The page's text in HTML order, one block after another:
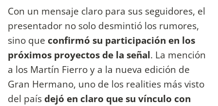
Con un mensaje claro para sus seguidores, el
presentador no solo desmintió los rumores,
sino que confirmó su participación en los
próximos proyectos de la señal. La mención
a los Martín Fierro y a la nueva edición de
Gran Hermano, uno de los realities más visto
del paísdejó en claro que su vínculo con